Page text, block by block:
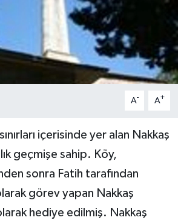
A- A+
içerisinde yer alan Nakkaş
geçmişe sahip. Köy,
sonra Fatih tarafından
görev yapan Nakkaş
hediye edilmiş. Nakkaş